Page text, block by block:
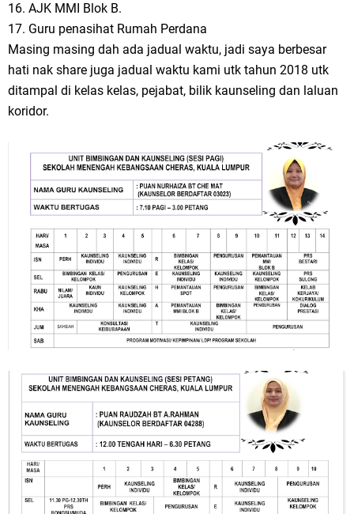
16. AJK MMI Blok B.
17. Guru penasihat Rumah Perdana
Masing masing dah ada jadual waktu, jadi saya berbesar
hati nak share juga jadual waktu kami utk tahun 2018 utk
ditampal di kelas kelas, pejabat, bilik kaunseling dan laluan
koridor.